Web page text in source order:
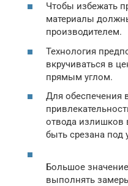
Чтобы избежать
материалы
производителем.
Технология
вкручиваться в
прямым углом.
Для обеспечения
отвода излишков
быть срезана под
Большое
выполнять